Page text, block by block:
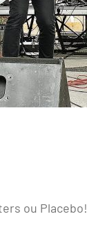
ou Placebo!